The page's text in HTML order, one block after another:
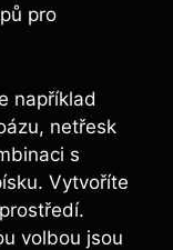
pro
například
netřesk
s
Vytvoříte
​volbou‍ jsou